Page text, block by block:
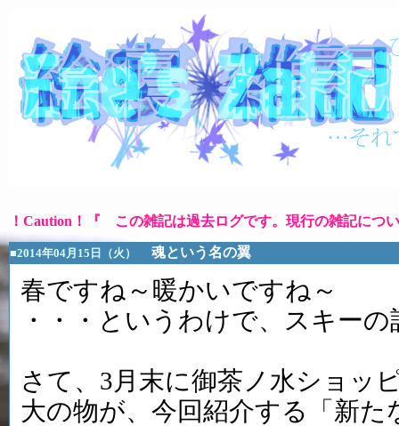
！Caution！『 この雑記は過去ログです。現行の雑記につ
■2014年04月15日（火） 魂という名の翼
春ですね～暖かいですね～
・・・というわけで、スキー
さて、3月末に御茶ノ水ショッ
大の物が、今回紹介する「新た